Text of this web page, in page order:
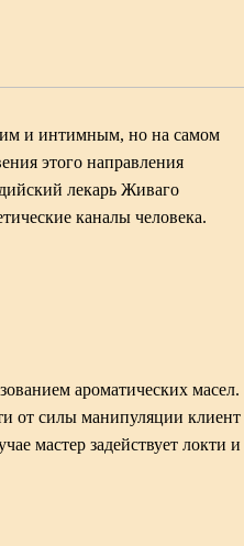
и интимным, но на самом
этого направления
лекарь Живаго
каналы человека.
ароматических масел.
от силы манипуляции клиент
мастер задействует локти и